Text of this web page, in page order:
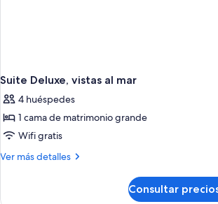
Suite Deluxe, vistas al mar
4 huéspedes
1 cama de matrimonio grande
Wifi gratis
Ver más detalles
Más
Consultar